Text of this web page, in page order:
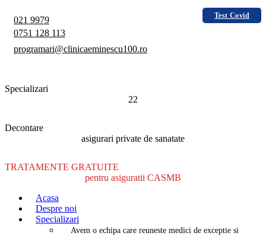
021 9979
0751 128 113
programari@clinicaeminescu100.ro
Test Covid
Specializari
22
Decontare
asigurari private de sanatate
TRATAMENTE GRATUITE
pentru asiguratii CASMB
Acasa
Despre noi
Specializari
Avem o echipa care reuneste medici de exceptie si